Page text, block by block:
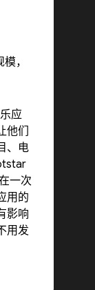
，
应
他们
、电
一次
用的
影响
用发